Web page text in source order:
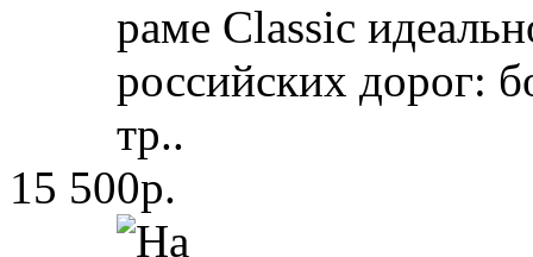
раме Classic
российских дорог:
тр..
15 500р.